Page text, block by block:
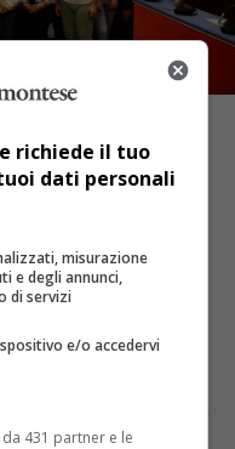
accoglie le
comunale
dolce, spazi di
discriminazione,
richiede il tuo
dati personali
misurazione
e degli annunci,
di servizi
e/o accedervi
431 partner e le